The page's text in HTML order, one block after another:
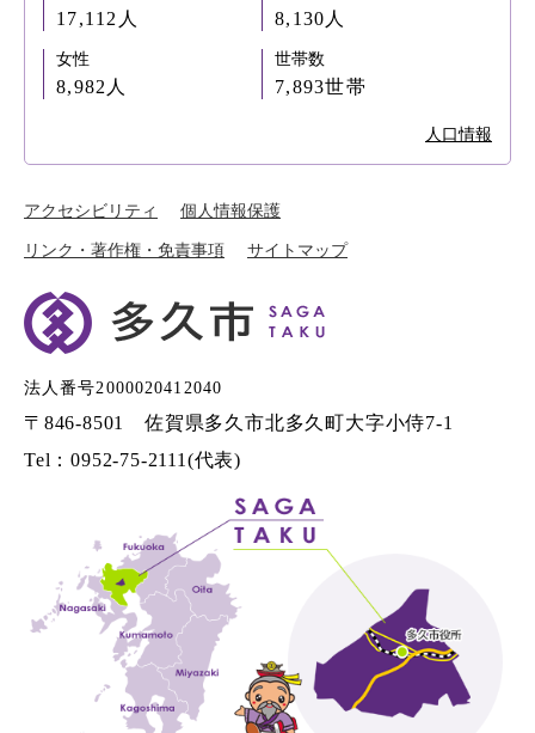
17,112人 8,130人
女性
8,982人
世帯数
7,893世帯
人口情報
アクセシビリティ 個人情報保護
リンク・著作権・免責事項 サイトマップ
法人番号2000020412040
〒846-8501 佐賀県多久市北多久町大字小侍7-1
Tel：0952-75-2111(代表)